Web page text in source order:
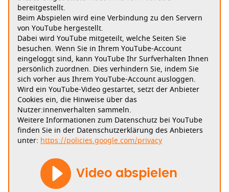
bereitgestellt.
Beim Abspielen wird eine Verbindung zu den Servern
von YouTube hergestellt.
Dabei wird YouTube mitgeteilt, welche Seiten Sie
besuchen. Wenn Sie in Ihrem YouTube-Account
eingeloggt sind, kann YouTube Ihr Surfverhalten Ihnen
persönlich zuordnen. Dies verhindern Sie, indem Sie
sich vorher aus Ihrem YouTube-Account ausloggen.
Wird ein YouTube-Video gestartet, setzt der Anbieter
Cookies ein, die Hinweise über das
Nutzer:innenverhalten sammeln.
Weitere Informationen zum Datenschutz bei YouTube
finden Sie in der Datenschutzerklärung des Anbieters
unter: https://policies.google.com/privacy
Video abspielen